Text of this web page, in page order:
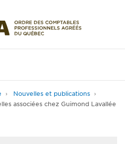
Nouvelles et publications
associées chez Guimond Lavallée